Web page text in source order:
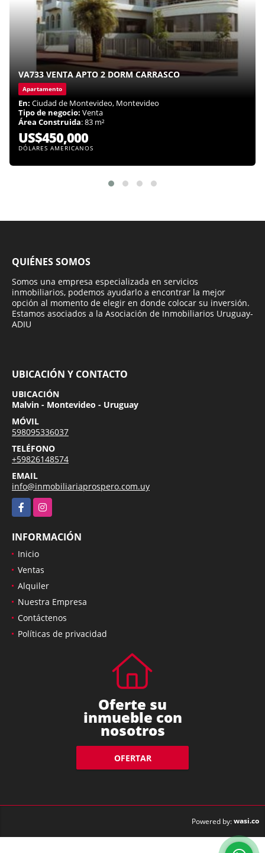
VA733 VENTA APTO 2 DORM CARRASCO
Apartamento
En: Ciudad de Montevideo, Montevideo
Tipo de negocio: Venta
Área Construida: 83 m²
US$450,000
DÓLARES AMERICANOS
QUIÉNES SOMOS
Somos una empresa especializada en servicios
inmobiliarios, podemos ayudarlo a encontrar la mejor
opción al momento de elegir en donde colocar su inversión.
Estamos asociados a la Asociación de Inmobiliarios Uruguay-
ADIU
UBICACIÓN Y CONTACTO
UBICACIÓN
Malvin - Montevideo - Uruguay
MÓVIL
598095336037
TELÉFONO
+59826148574
EMAIL
info@inmobiliariaprospero.com.uy
FacebookInstagram
INFORMACIÓN
Inicio
Ventas
Alquiler
Nuestra Empresa
Contáctenos
Políticas de privacidad
Oferte su
inmueble con
nosotros
OFERTAR
Powered by:wasi.co